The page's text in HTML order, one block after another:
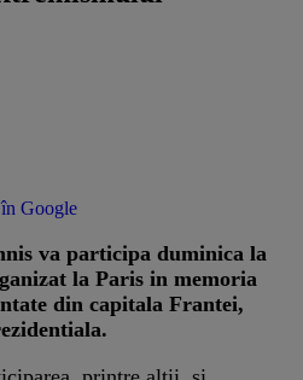
în Google
va participa duminica la
la Paris in memoria
din capitala Frantei,